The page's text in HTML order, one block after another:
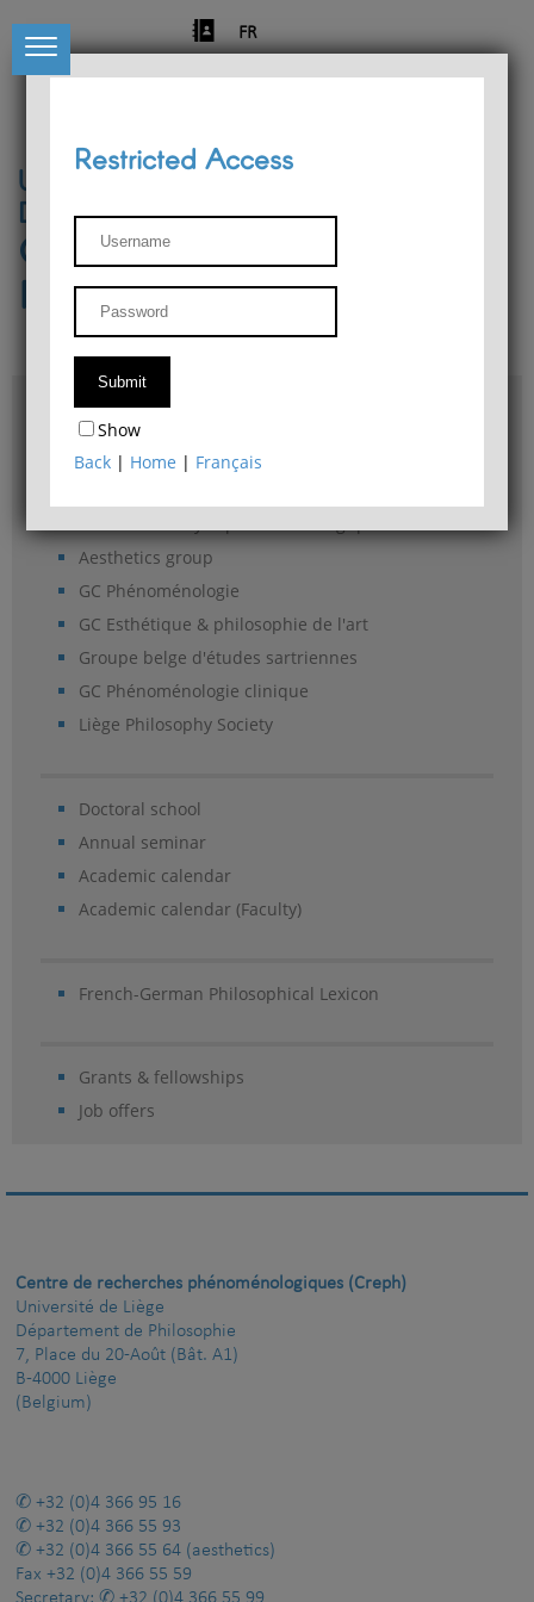
FR
University of Liège
Départment of Philosophy
Center for Phenomenological
Research
Access & maps
Philosophy Department Library
Aesthetics group
GC Phénoménologie
GC Esthétique & philosophie de l'art
Groupe belge d'études sartriennes
GC Phénoménologie clinique
Liège Philosophy Society
Doctoral school
Annual seminar
Academic calendar
Academic calendar (Faculty)
French-German Philosophical Lexicon
Grants & fellowships
Job offers
Restricted Access
Show
Back | Home | Français
Centre de recherches phénoménologiques (Creph)
Université de Liège
Département de Philosophie
7, Place du 20-Août (Bât. A1)
B-4000 Liège
(Belgium)
+32 (0)4 366 95 16
+32 (0)4 366 55 93
+32 (0)4 366 55 64 (aesthetics)
Fax +32 (0)4 366 55 59